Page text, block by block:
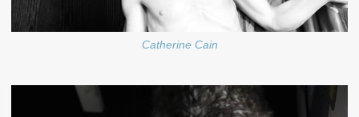
Catherine Cain